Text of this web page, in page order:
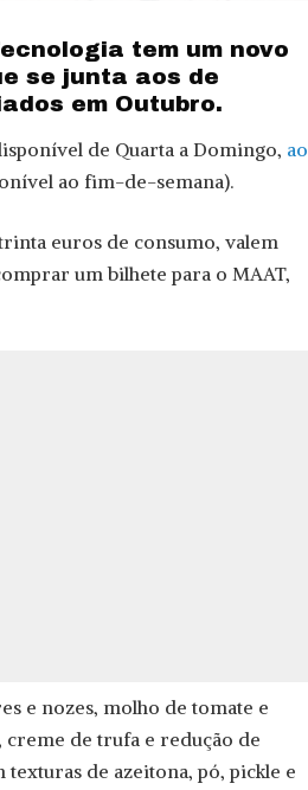
tem um novo
se junta aos de
em Outubro.
de Quarta a Domingo, ao
ao fim-de-semana).
euros de consumo, valem
um bilhete para o MAAT,
e nozes, molho de tomate e
creme de trufa e redução de
texturas de azeitona, pó, pickle e